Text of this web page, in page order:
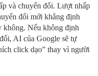
và chuyển đổi. Lượt nhấp
đổi mới khẳng định
không. Nếu không định
AI của Google sẽ tự
click dạo” thay vì người